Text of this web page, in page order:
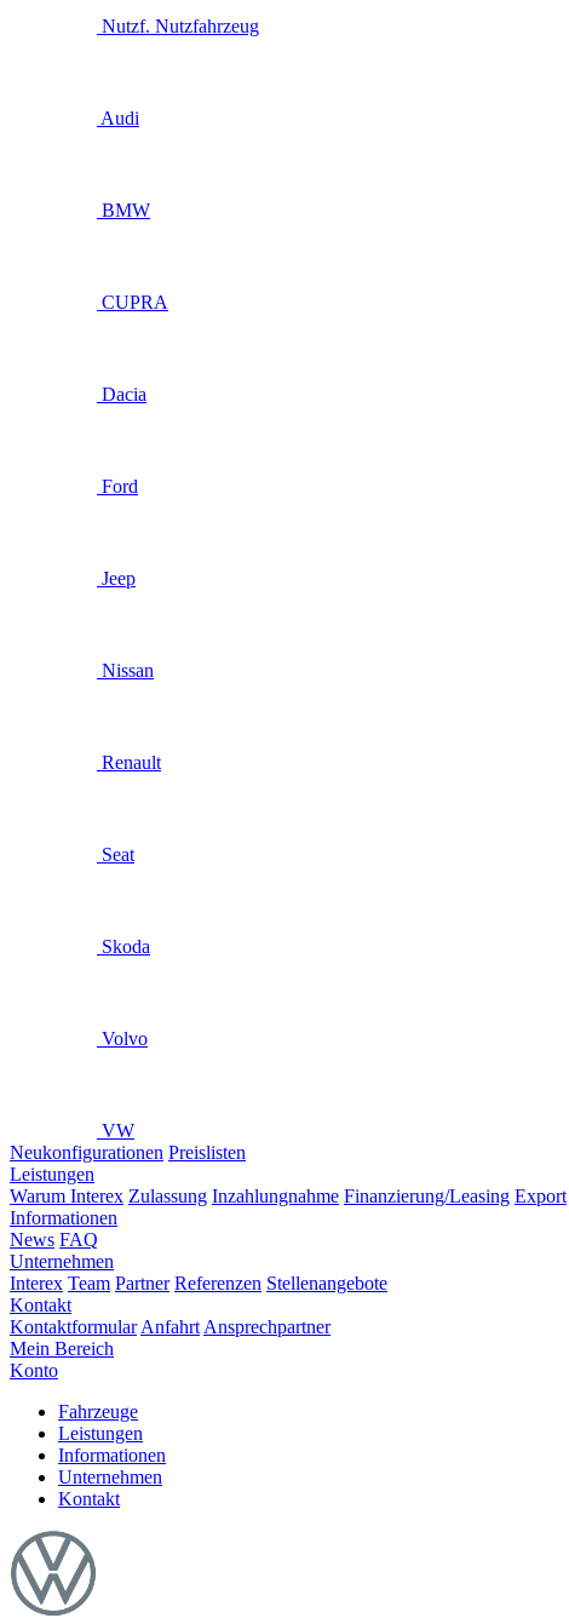
Nutzf. Nutzfahrzeug
Audi
BMW
CUPRA
Dacia
Ford
Jeep
Nissan
Renault
Seat
Skoda
Volvo
VW
Neukonfigurationen Preislisten
Leistungen
Warum Interex Zulassung Inzahlungnahme Finanzierung/Leasing Export
Informationen
News FAQ
Unternehmen
Interex Team Partner Referenzen Stellenangebote
Kontakt
Kontaktformular Anfahrt Ansprechpartner
Mein Bereich
Konto
Fahrzeuge
Leistungen
Informationen
Unternehmen
Kontakt